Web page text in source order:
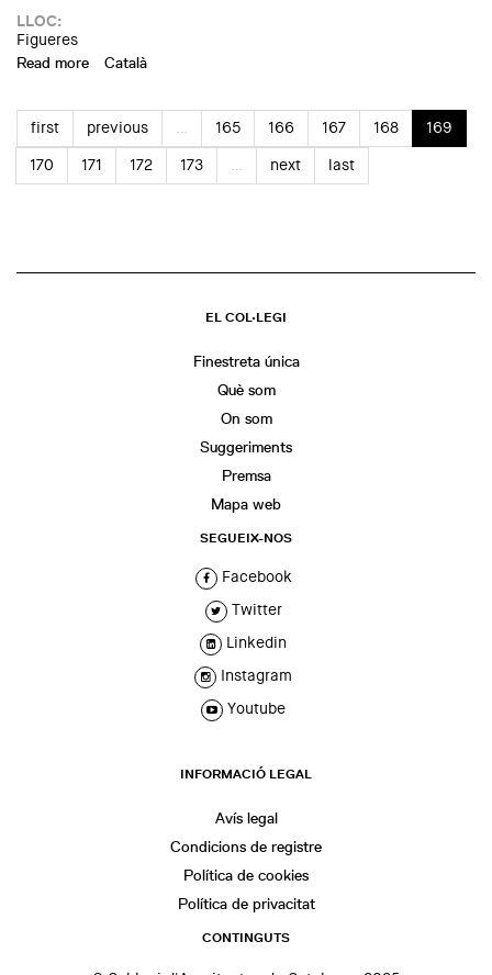
LLOC:
Figueres
Read more about Muestra fotográfica de la Delegación del Alt Empordà
Català
first previous … 165 166 167 168
169
170
171 172 173 … next last
EL COL·LEGI
Finestreta única
Què som
On som
Suggeriments
Premsa
Mapa web
SEGUEIX-NOS
Facebook
Twitter
Linkedin
Instagram
Youtube
INFORMACIÓ LEGAL
Avís legal
Condicions de registre
Política de cookies
Política de privacitat
CONTINGUTS